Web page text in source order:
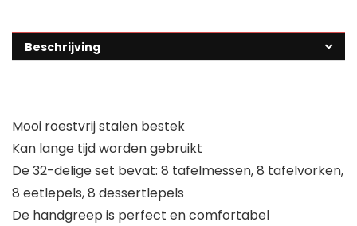
Beschrijving
Mooi roestvrij stalen bestek
Kan lange tijd worden gebruikt
De 32-delige set bevat: 8 tafelmessen, 8 tafelvorken,
8 eetlepels, 8 dessertlepels
De handgreep is perfect en comfortabel